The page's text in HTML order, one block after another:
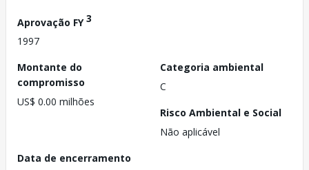
Aprovação FY3
1997
Montante do
compromisso
US$ 0.00 milhões
Categoria ambiental
C
Risco Ambiental e Social
Não aplicável
Data de encerramento